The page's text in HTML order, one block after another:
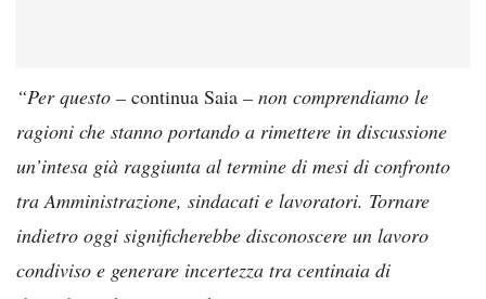
“Per questo – continua Saia – non comprendiamo le
ragioni che stanno portando a rimettere in discussione
un’intesa già raggiunta al termine di mesi di confronto
tra Amministrazione, sindacati e lavoratori. Tornare
indietro oggi significherebbe disconoscere un lavoro
condiviso e generare incertezza tra centinaia di